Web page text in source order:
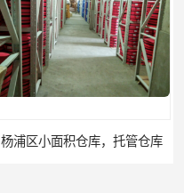
杨浦区小面积仓库，托管仓库